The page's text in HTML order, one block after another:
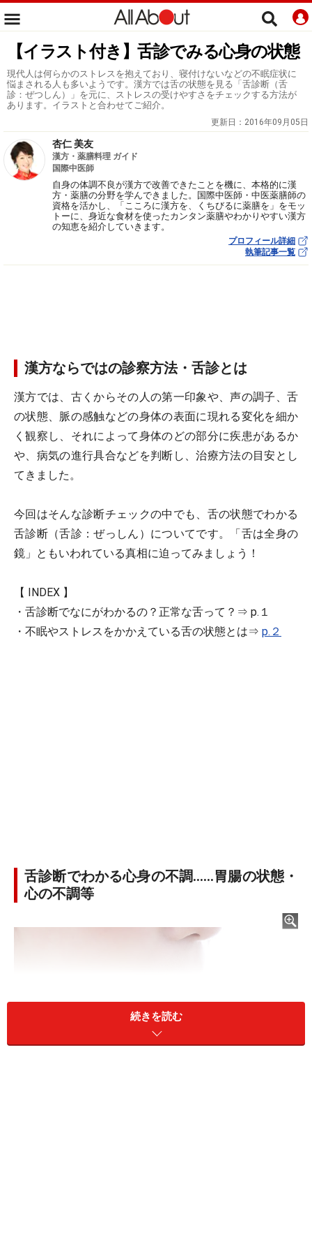
【イラスト付き】舌診でみる心身の状態
現代人は何らかのストレスを抱えており、寝付けないなどの不眠症状に
悩まされる人も多いようです。漢方では舌の状態を見る「舌診断（舌
診：ぜつしん）」を元に、ストレスの受けやすさをチェックする方法が
あります。イラストと合わせてご紹介。
更新日： 2016年09月05日
杏仁 美友
漢方・薬膳料理 ガイド
国際中医師
自身の体調不良が漢方で改善できたことを機に、本格的に漢
方・薬膳の分野を学んできました。国際中医師・中医薬膳師の
資格を活かし、「こころに漢方を、くちびるに薬膳を」をモッ
トーに、身近な食材を使ったカンタン薬膳やわかりやすい漢方
の知恵を紹介していきます。
プロフィール詳細
執筆記事一覧
漢方ならではの診察方法・舌診とは
漢方では、古くからその人の第一印象や、声の調子、舌
の状態、脈の感触などの身体の表面に現れる変化を細か
く観察し、それによって身体のどの部分に疾患があるか
や、病気の進行具合などを判断し、治療方法の目安とし
てきました。
今回はそんな診断チェックの中でも、舌の状態でわかる
舌診断（舌診：ぜっしん）についてです。「舌は全身の
鏡」ともいわれている真相に迫ってみましょう！
【 INDEX 】
・舌診断でなにがわかるの？正常な舌って？⇒ p.１
・不眠やストレスをかかえている舌の状態とは⇒ p.２
舌診断でわかる心身の不調……胃腸の状態・
心の不調等
続きを読む